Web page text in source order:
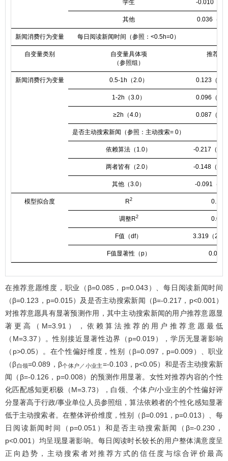
学生 -0.010（
其他 0.036（
新闻消费行为变量 每日阅读新闻时间（参照：<0.5h=0）
自变量类别
自变量具体项
（参照组）
推荐意
新闻消费行为变量 0.5-1h（2.0） 0.123（
1-2h（3.0） 0.096（
≥2h（4.0） 0.087（
是否主动搜索新闻（参照：主动搜索= 0）
依赖算法（1.0） -0.217（
两者皆有（2.0） -0.148（
其他（3.0） -0.091（
模型拟合度 R2 0.101
调整R2 0.047
F值（df） 3.319（25
F值显著性（p）
在推荐意愿维度，职业（β=0.085，p=0.043）、每日阅读新闻时间
（β=0.123，p=0.015）及是否主动搜索新闻（β=-0.217，p<0.001）
对推荐意愿具有显著预测作用，其中主动搜索新闻的用户推荐意愿显
著更高（M=3.91），依赖算法推荐的用户推荐意愿最低
（M=3.37）。性别接近显著性边界（p=0.019），学历无显著影响
（p>0.05）。在个性偏好维度，性别（β=0.097，p=0.009）、职业
（β白领=0.089，β个体户／小业主=-0.103，p<0.05）和是否主动搜索新
闻（β=-0.126，p=0.008）的预测作用显著。女性对推荐内容的个性
化匹配感知更积极（M=3.73），白领、个体户/小业主的个性偏好评
分显著高于行政/事业单位人员参照组，算法依赖者的个性化感知显著
低于主动搜索者。在整体评价维度，性别（β=0.091，p=0.013）、每
日阅读新闻时间（p=0.051）和是否主动搜索新闻（β=-0.230，
p<0.001）均呈现显著影响。每日阅读时长较长的用户整体满意度呈
正向趋势，主动搜索者对推荐方式的信任度与综合评价最高